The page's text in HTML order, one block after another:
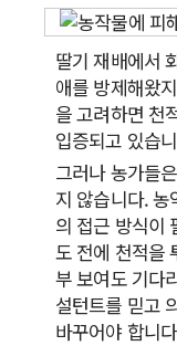
딸기 재배에서
애를 방제해왔
을 고려하면 천
입증되고 있습
그러나 농가들
지 않습니다.
의 접근 방식이
도 전에 천적을
부 보여도 기다
설턴트를 믿고
바꾸어야 합니